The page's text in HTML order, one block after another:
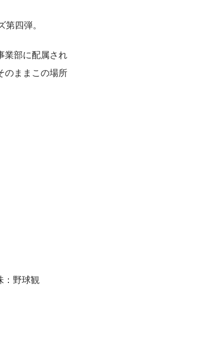
四弾。
業部に配属され
のままこの場所
：野球観